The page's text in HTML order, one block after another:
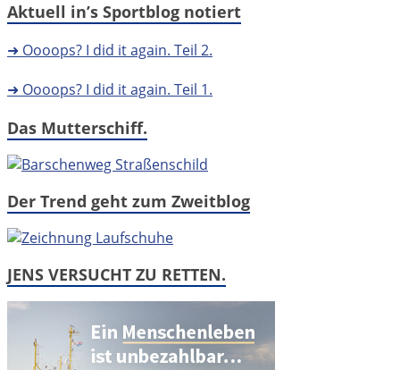
Aktuell in’s Sportblog notiert
➜ Oooops? I did it again. Teil 2.
➜ Oooops? I did it again. Teil 1.
Das Mutterschiff.
Der Trend geht zum Zweitblog
JENS VERSUCHT ZU RETTEN.